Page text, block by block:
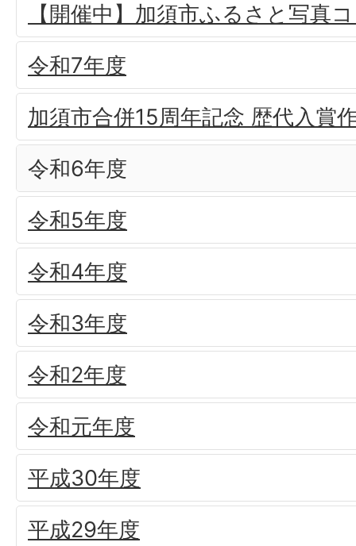
【開催中】加須市ふるさと写真
令和7年度
加須市合併15周年記念 歴代入賞
令和6年度
令和5年度
令和4年度
令和3年度
令和2年度
令和元年度
平成30年度
平成29年度